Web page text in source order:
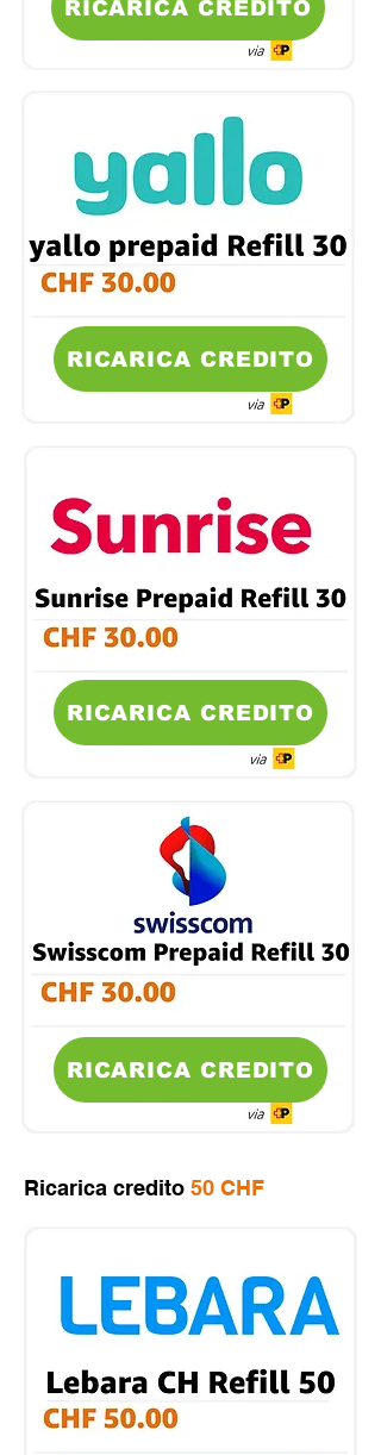
RICARICA CREDITO
RICARICA CREDITO
RICARICA CREDITO
RICARICA CREDITO
Ricarica credito 50 CHF